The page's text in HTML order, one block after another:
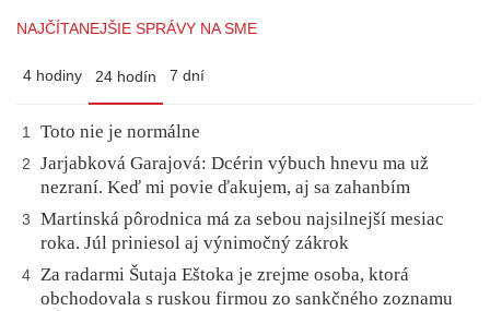
NAJČÍTANEJŠIE SPRÁVY NA SME
4 hodiny 24 hodín 7 dní
1 Toto nie je normálne
2
Jarjabková Garajová: Dcérin výbuch hnevu ma už
nezraní. Keď mi povie ďakujem, aj sa zahanbím
3
Martinská pôrodnica má za sebou najsilnejší mesiac
roka. Júl priniesol aj výnimočný zákrok
4 Za radarmi Šutaja Eštoka je zrejme osoba, ktorá
obchodovala s ruskou firmou zo sankčného zoznamu